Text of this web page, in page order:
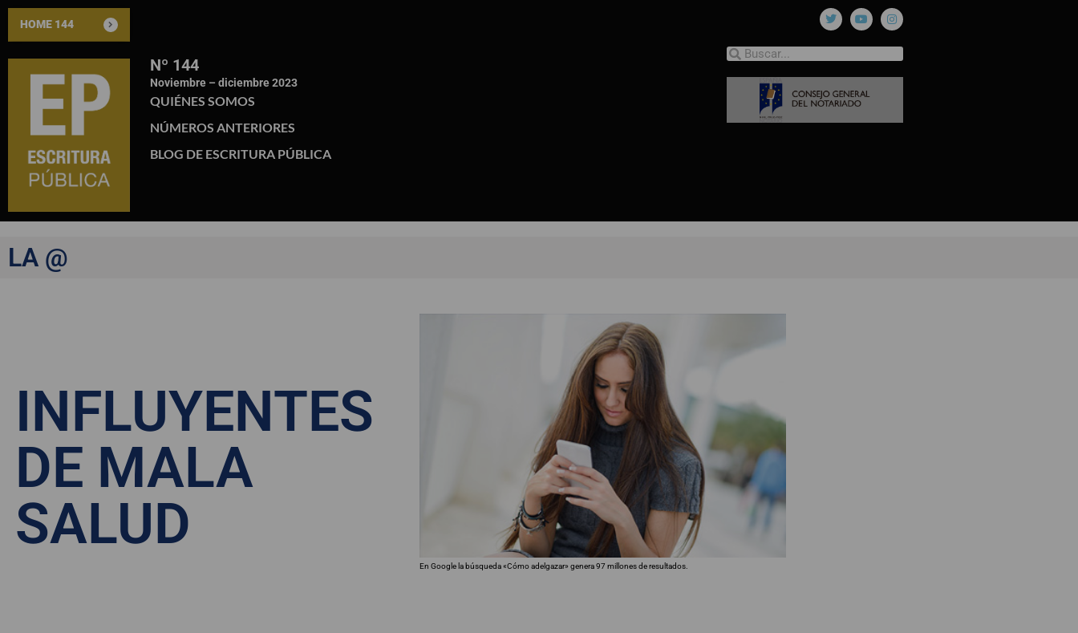
HOME 144
Nº 144
Noviembre – diciembre 2023
QUIÉNES SOMOS
NÚMEROS ANTERIORES
BLOG DE ESCRITURA PÚBLICA
LA @
INFLUYENTES
DE MALA
SALUD
En Google la búsqueda «Cómo adelgazar» genera 97 millones de resultados.